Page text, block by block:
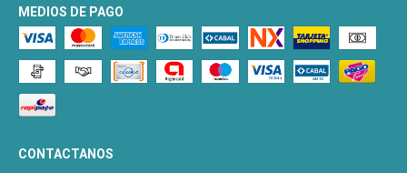
MEDIOS DE PAGO
CONTACTANOS